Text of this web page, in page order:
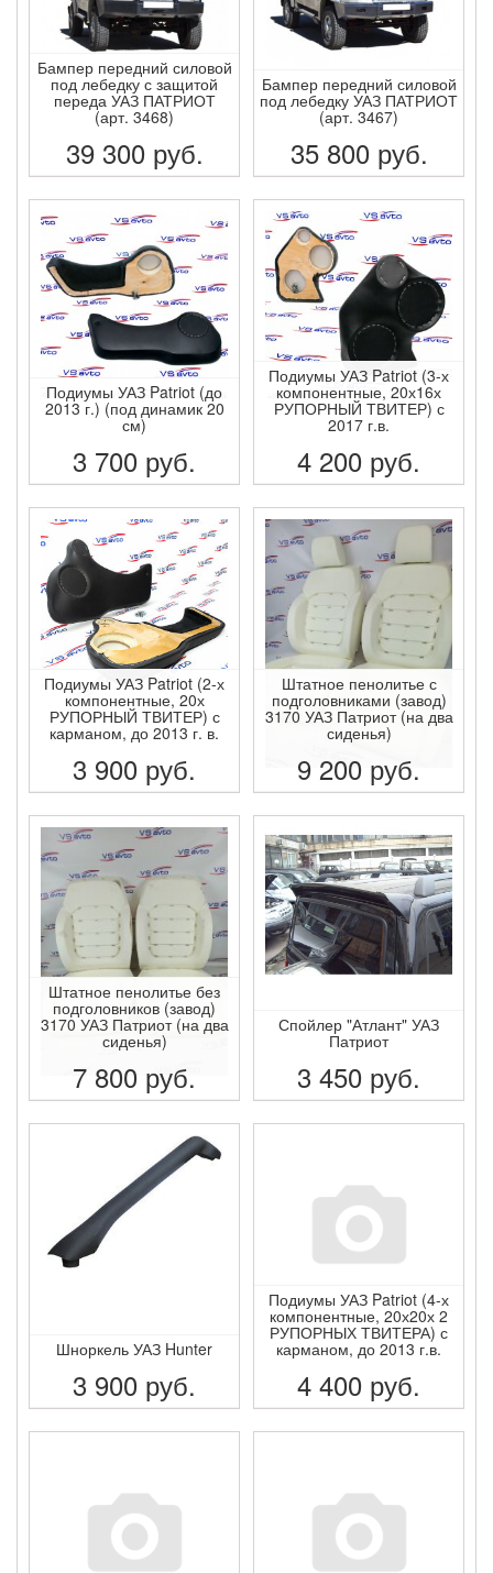
Бампер передний силовой
под лебедку с защитой
переда УАЗ ПАТРИОТ
(арт. 3468)
39 300 руб.
ПОДРОБНЕЕ
Бампер передний силовой
под лебедку УАЗ ПАТРИОТ
(арт. 3467)
35 800 руб.
ПОДРОБНЕЕ
Подиумы УАЗ Patriot (до
2013 г.) (под динамик 20
см)
3 700 руб.
ПОДРОБНЕЕ
Подиумы УАЗ Patriot (3-х
компонентные, 20х16х
РУПОРНЫЙ ТВИТЕР) с
2017 г.в.
4 200 руб.
ПОДРОБНЕЕ
Подиумы УАЗ Patriot (2-х
компонентные, 20х
РУПОРНЫЙ ТВИТЕР) с
карманом, до 2013 г. в.
3 900 руб.
ПОДРОБНЕЕ
Штатное пенолитье с
подголовниками (завод)
3170 УАЗ Патриот (на два
сиденья)
9 200 руб.
ПОДРОБНЕЕ
Штатное пенолитье без
подголовников (завод)
3170 УАЗ Патриот (на два
сиденья)
7 800 руб.
ПОДРОБНЕЕ
Спойлер "Атлант" УАЗ
Патриот
3 450 руб.
ПОДРОБНЕЕ
Шноркель УАЗ Hunter
3 900 руб.
ПОДРОБНЕЕ
Подиумы УАЗ Patriot (4-х
компонентные, 20х20х 2
РУПОРНЫХ ТВИТЕРА) с
карманом, до 2013 г.в.
4 400 руб.
ПОДРОБНЕЕ